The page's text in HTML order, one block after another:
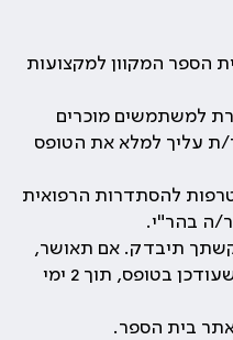
הספר המקוון למקצועות
למשתמשים מוכרים
עליך למלא את הטופס
להסתדרות הרפואית
ה בהר"י.
תיבדק. אם תאושר,
תקבל/י מאיתנו סיסמה לדוא"ל שעודכן בטופס, תוך 2 ימי
בית הספר.